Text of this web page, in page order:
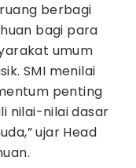
berbagi
bagi para
umum
SMI menilai
penting
nilai-nilai dasar
ujar Head